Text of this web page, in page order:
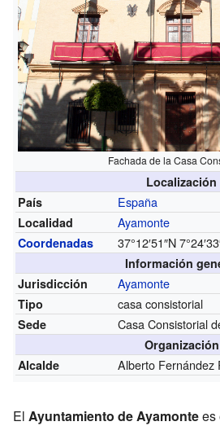
Fachada de la Casa
Localización
País
España
Localidad Ayamonte
Coordenadas 37°12′51″N
Información
Jurisdicción
Ayamonte
Tipo casa consistorial
Sede Casa Consistorial
Organización
Alcalde
Alberto Fernández
El Ayuntamiento de Ayamontees